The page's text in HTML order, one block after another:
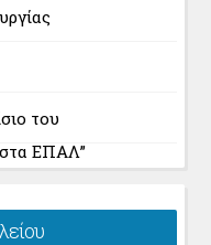
του
ΕΠΑΛ”